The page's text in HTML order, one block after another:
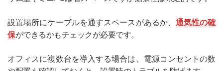
設置場所にケーブルを通すスペースがあるか、通気性の確
保ができるかもチェックが必要です。
オフィスに複数台を導入する場合は、電源コンセントの数